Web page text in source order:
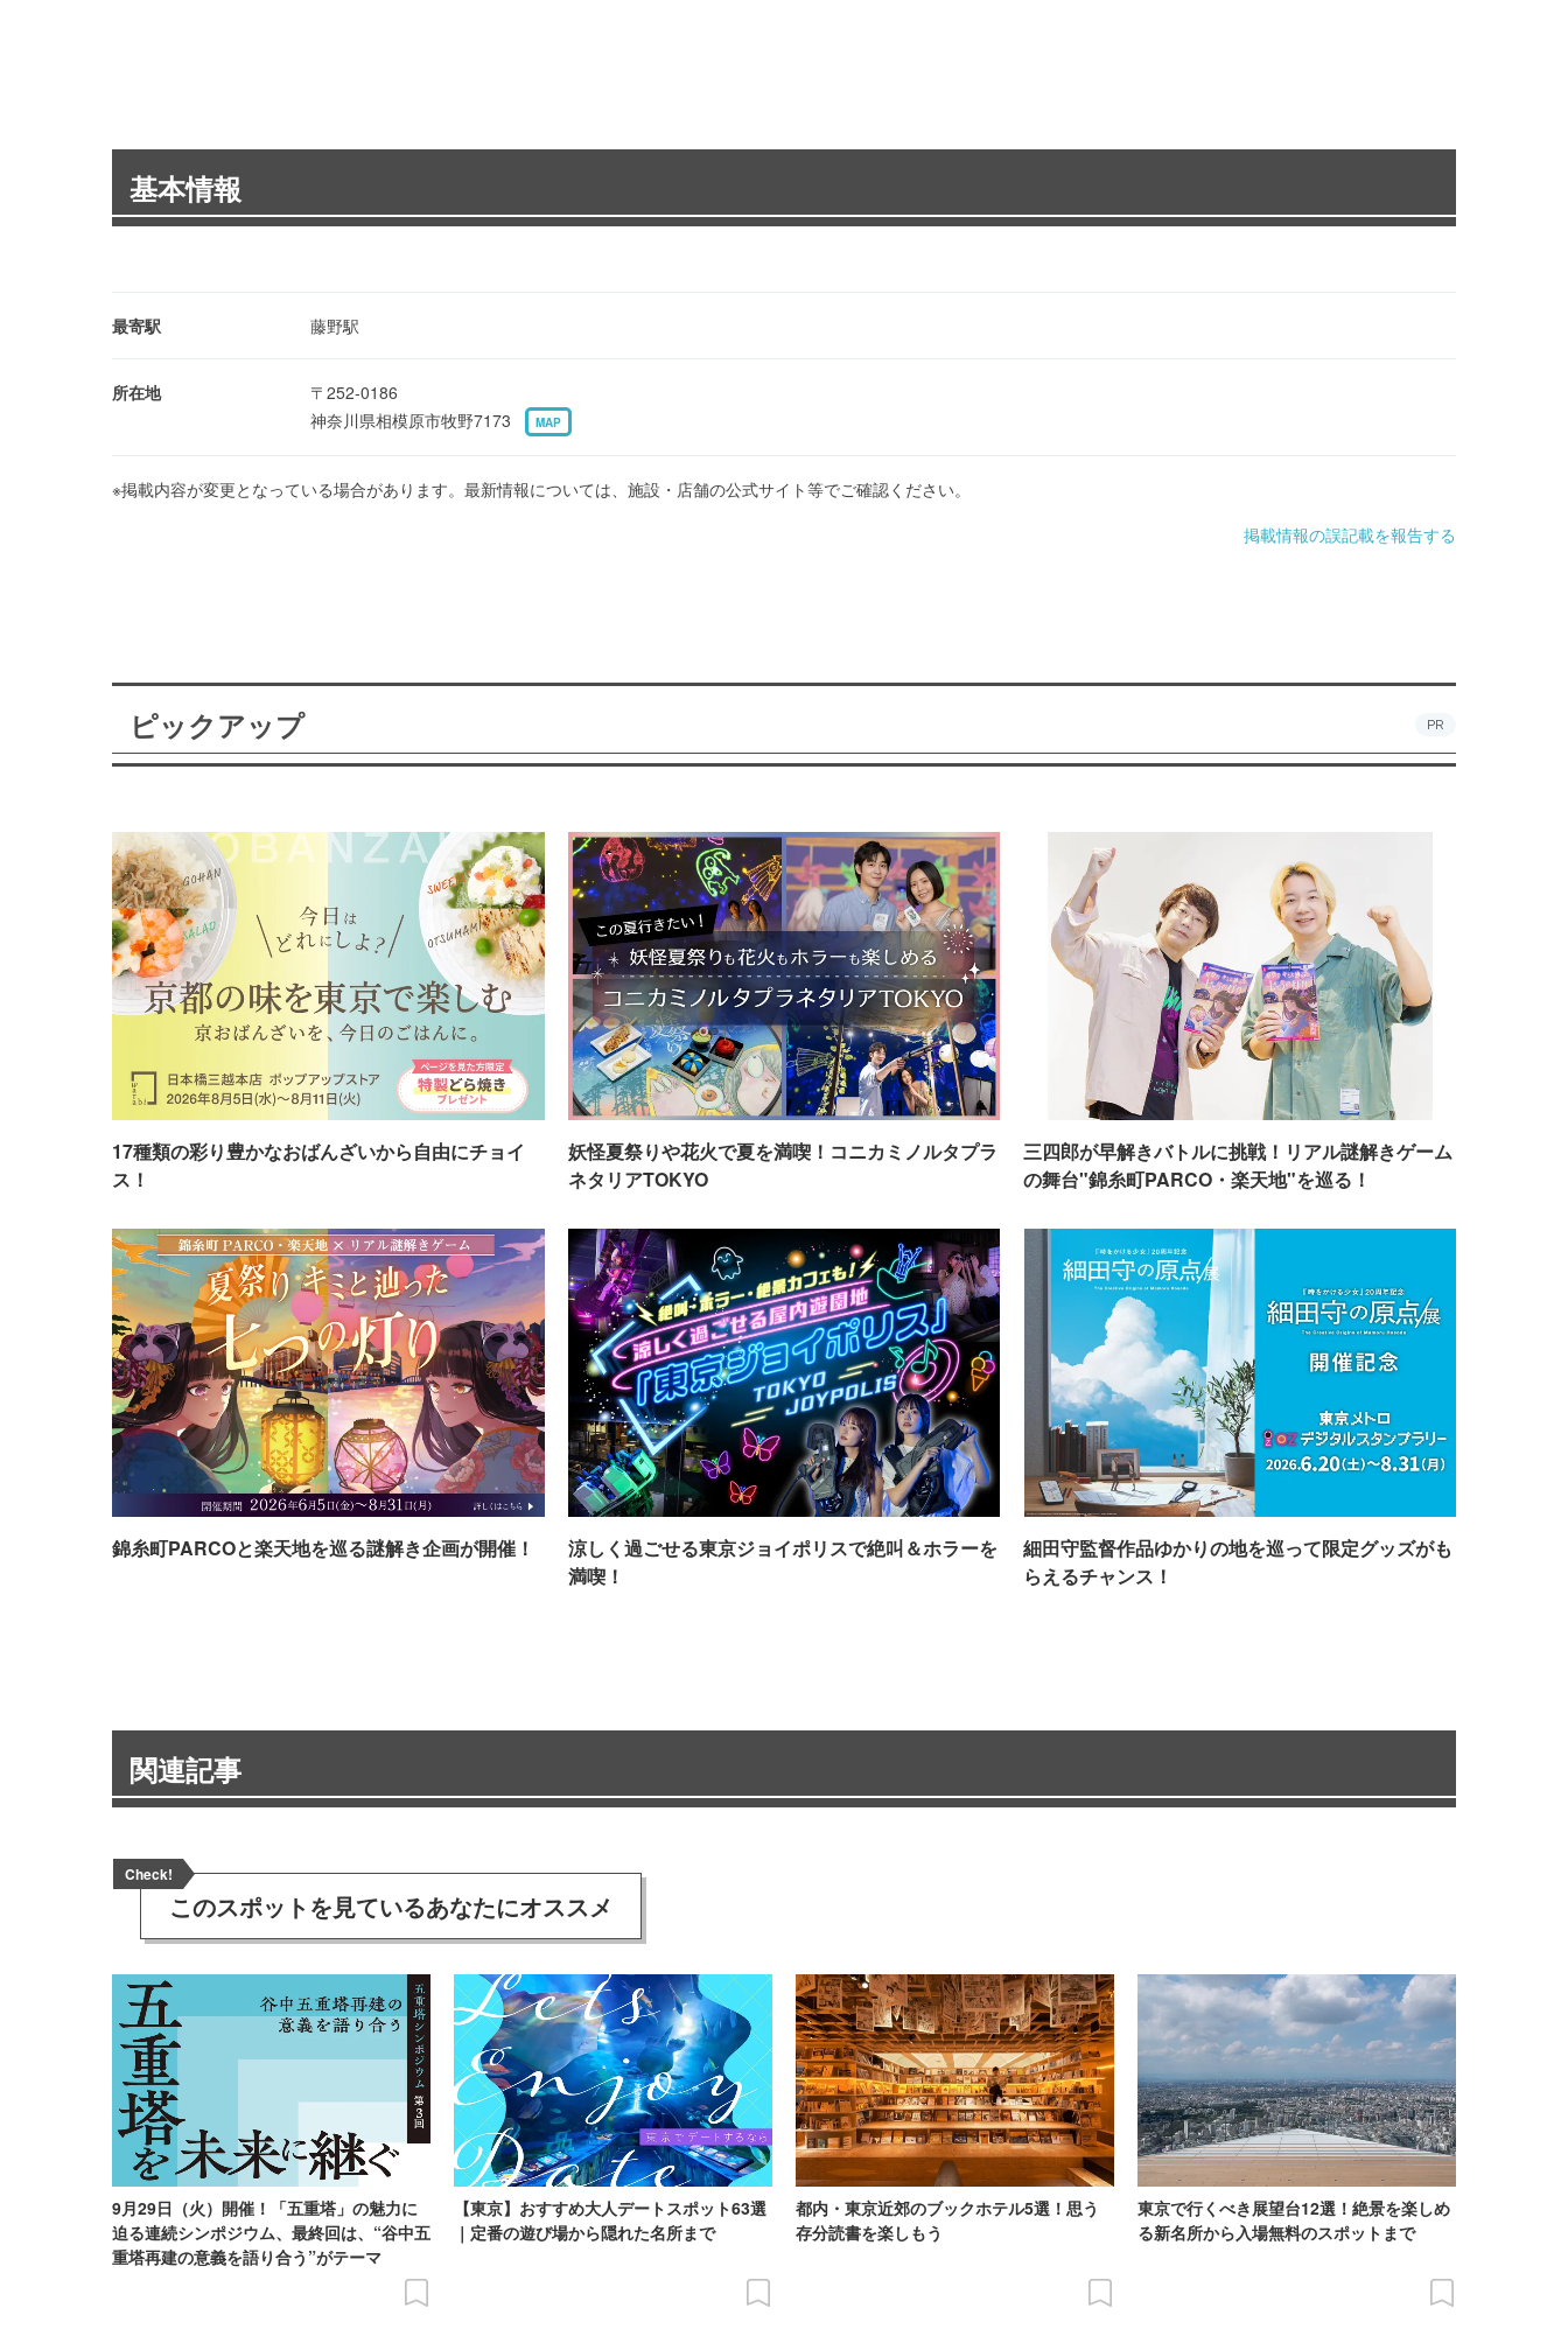
基本情報
最寄駅 藤野駅
所在地
〒252-0186
神奈川県相模原市牧野7173
MAP
※掲載内容が変更となっている場合があります。最新情報については、施設・店舗の公式サイト等でご確認ください。
掲載情報の誤記載を報告する
ピックアップ PR
17種類の彩り豊かなおばんざいから自由にチョイ
ス！
妖怪夏祭りや花火で夏を満喫！コニカミノルタプラ
ネタリアTOKYO
三四郎が早解きバトルに挑戦！リアル謎解きゲーム
の舞台"錦糸町PARCO・楽天地"を巡る！
錦糸町PARCOと楽天地を巡る謎解き企画が開催！
涼しく過ごせる東京ジョイポリスで絶叫＆ホラーを
満喫！
細田守監督作品ゆかりの地を巡って限定グッズがも
らえるチャンス！
関連記事
Check!
このスポットを見ているあなたにオススメ
9月29日（火）開催！「五重塔」の魅力に
迫る連続シンポジウム、最終回は、“谷中五
重塔再建の意義を語り合う”がテーマ
【東京】おすすめ大人デートスポット63選
｜定番の遊び場から隠れた名所まで
都内・東京近郊のブックホテル5選！思う
存分読書を楽しもう
東京で行くべき展望台12選！絶景を楽しめ
る新名所から入場無料のスポットまで